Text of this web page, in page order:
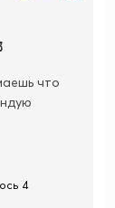
что
4